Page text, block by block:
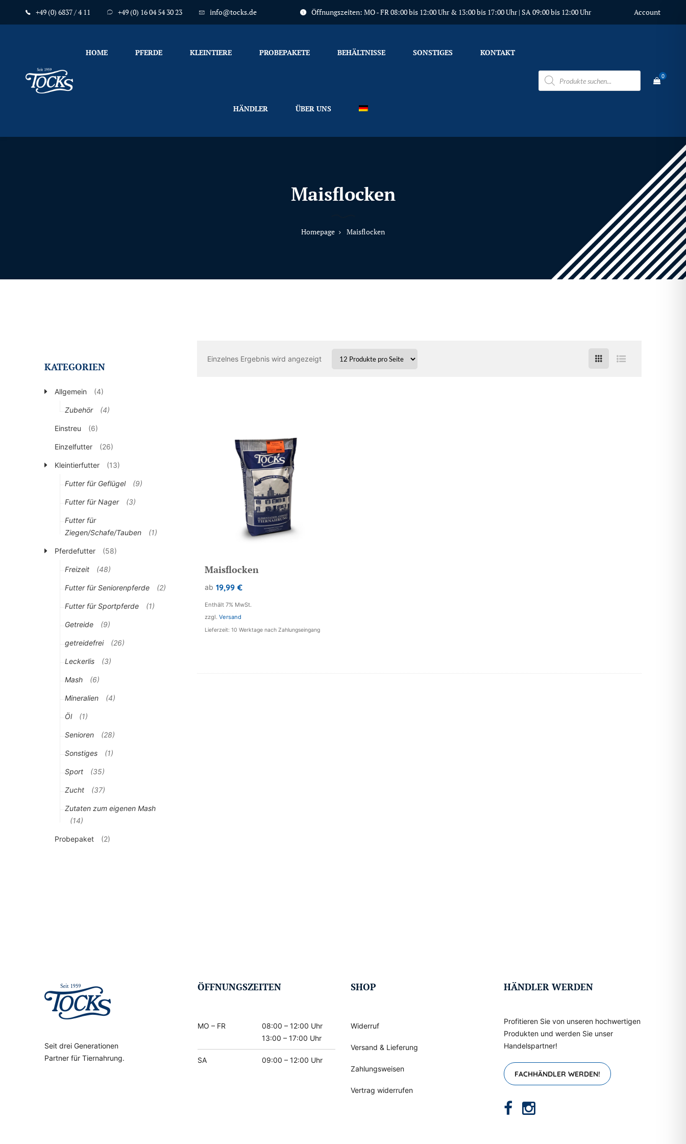
+49 (0) 6837 / 4 11 +49 (0) 16 04 54 30 23 info@tocks.de Öffnungszeiten: MO - FR 08:00 bis 12:00 Uhr & 13:00 bis 17:00 Uhr | SA 09:00 bis 12:00 Uhr Account
mögen
HOME PFERDE KLEINTIERE PROBEPAKETE BEHÄLTNISSE SONSTIGES KONTAKT
HÄNDLER ÜBER UNS
Products
search
0
Maisflocken
Homepage Maisflocken
KATEGORIEN
Allgemein (4)
Zubehör (4)
Einstreu (6)
Einzelfutter (26)
Kleintierfutter (13)
Futter für Geflügel (9)
Futter für Nager (3)
Futter für
Ziegen/Schafe/Tauben
(1)
Pferdefutter (58)
Freizeit (48)
Futter für Seniorenpferde (2)
Futter für Sportpferde (1)
Getreide (9)
getreidefrei (26)
Leckerlis (3)
Mash (6)
Mineralien (4)
Öl (1)
Senioren (28)
Sonstiges (1)
Sport (35)
Zucht (37)
Zutaten zum eigenen Mash
(14)
Probepaket (2)
Einzelnes Ergebnis wird angezeigt
Maisflocken
ab 19,99 €
Enthält 7% MwSt.
zzgl. Versand
Lieferzeit: 10 Werktage nach Zahlungseingang
Seit drei Generationen
Partner für Tiernahrung.
ÖFFNUNGSZEITEN
MO – FR
08:00 – 12:00 Uhr
13:00 – 17:00 Uhr
SA 09:00 – 12:00 Uhr
SHOP
Widerruf
Versand & Lieferung
Zahlungsweisen
Vertrag widerrufen
HÄNDLER WERDEN
Profitieren Sie von unseren hochwertigen
Produkten und werden Sie unser
Handelspartner!
FACHHÄNDLER WERDEN!